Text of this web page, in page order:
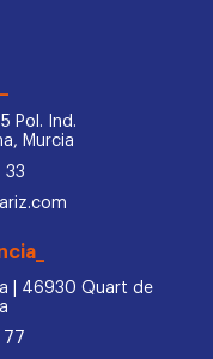
Pol. Ind.
Murcia
33
| 46930 Quart de
77